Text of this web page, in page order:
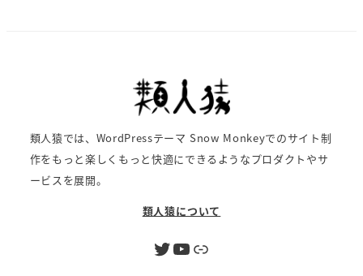
類人猿では、WordPressテーマ Snow Monkeyでのサイト制
作をもっと楽しくもっと快適にできるようなプロダクトやサ
ービスを展開。
類人猿について
Twitter YouTube リンク